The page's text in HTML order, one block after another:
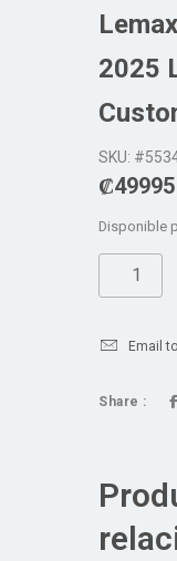
2025
SKU:
₡49995
Disponible
Email
Share :